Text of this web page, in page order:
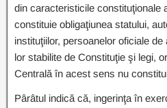
din caracteristicile constituţionale
constituie obligaţiunea statului,
instituţiilor, persoanelor oficiale
lor stabilite de Constituţie şi legi,
Centrală în acest sens nu
Pârâtul indică că, ingerinţa în